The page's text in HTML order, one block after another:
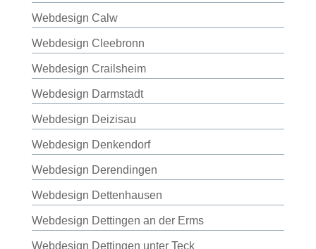
Webdesign Calw
Webdesign Cleebronn
Webdesign Crailsheim
Webdesign Darmstadt
Webdesign Deizisau
Webdesign Denkendorf
Webdesign Derendingen
Webdesign Dettenhausen
Webdesign Dettingen an der Erms
Webdesign Dettingen unter Teck